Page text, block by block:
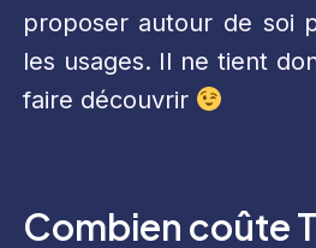
proposer autour de soi
les usages. Il ne tient
faire découvrir
Combien coûte